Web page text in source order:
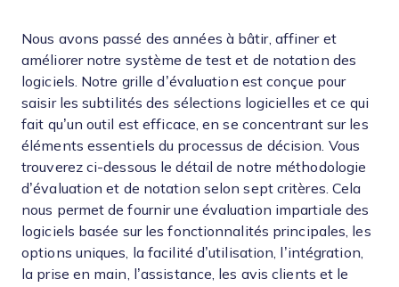
Nous avons passé des années à bâtir, affiner et
améliorer notre système de test et de notation des
logiciels. Notre grille d’évaluation est conçue pour
saisir les subtilités des sélections logicielles et ce qui
fait qu’un outil est efficace, en se concentrant sur les
éléments essentiels du processus de décision. Vous
trouverez ci-dessous le détail de notre méthodologie
d’évaluation et de notation selon sept critères. Cela
nous permet de fournir une évaluation impartiale des
logiciels basée sur les fonctionnalités principales, les
options uniques, la facilité d’utilisation, l’intégration,
la prise en main, l’assistance, les avis clients et le